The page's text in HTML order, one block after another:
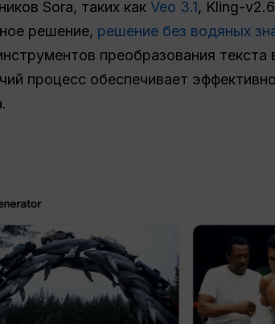
Sora, таких как Veo 3.1, Kling-
решение, решение без водяных
преобразования
процесс обеспечивает